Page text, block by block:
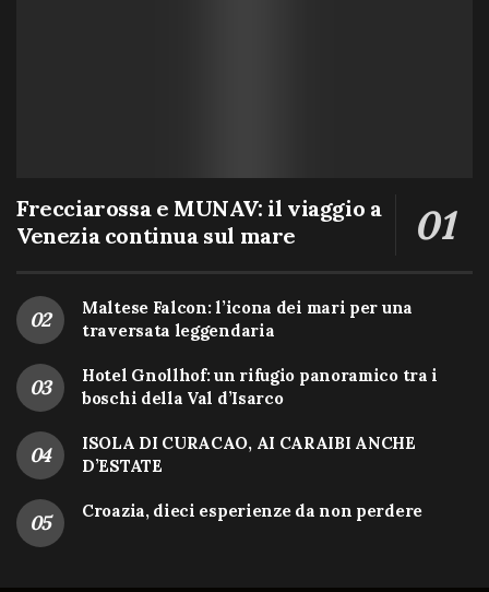
Frecciarossa e MUNAV: il viaggio a
Venezia continua sul mare
Maltese Falcon: l’icona dei mari per una
traversata leggendaria
Hotel Gnollhof: un rifugio panoramico tra i
boschi della Val d’Isarco
ISOLA DI CURACAO, AI CARAIBI ANCHE
D’ESTATE
Croazia, dieci esperienze da non perdere